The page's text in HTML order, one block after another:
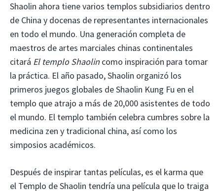
Shaolin ahora tiene varios templos subsidiarios dentro
de China y docenas de representantes internacionales
en todo el mundo. Una generación completa de
maestros de artes marciales chinas continentales
citará El templo Shaolin como inspiración para tomar
la práctica. El año pasado, Shaolin organizó los
primeros juegos globales de Shaolin Kung Fu en el
templo que atrajo a más de 20,000 asistentes de todo
el mundo. El templo también celebra cumbres sobre la
medicina zen y tradicional china, así como los
simposios académicos.
Después de inspirar tantas películas, es el karma que
el Templo de Shaolin tendría una película que lo traiga